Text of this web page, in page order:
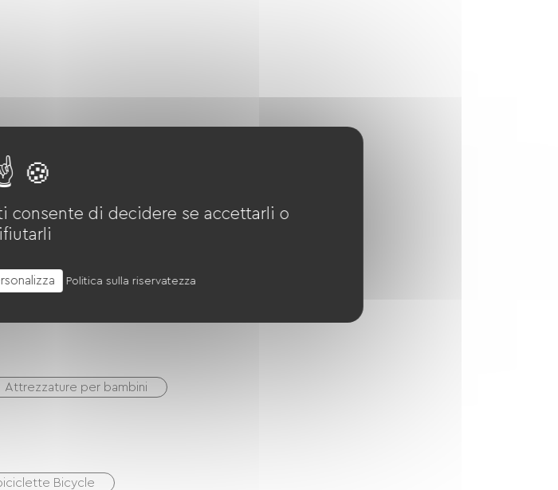
Mandato internazionale
Attrezzature per bambini
Bicycle
consente di decidere se accettarli o
Politica sulla riservatezza